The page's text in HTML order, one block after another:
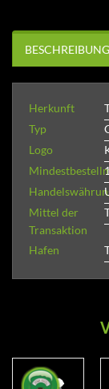
BESCHREIBUNG
Herkunft
Typ
Logo
Mittel der
Transaktion
Hafen